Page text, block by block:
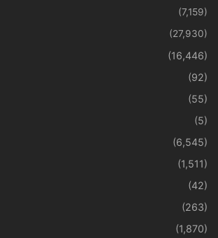
(7,159)
(27,930)
(16,446)
(92)
(55)
(5)
(6,545)
(1,511)
(42)
(263)
(1,870)